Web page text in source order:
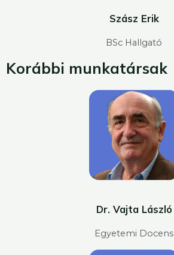
Szász Erik
BSc Hallgató
Korábbi munkatársak
Dr. Vajta László
Egyetemi Docens